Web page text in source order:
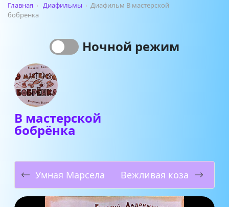
Главная › Диафильмы › Диафильм В мастерской
бобрёнка
Ночной режим
В мастерской
бобрёнка
Умная Марсела Вежливая коза